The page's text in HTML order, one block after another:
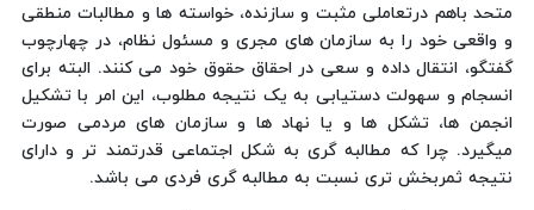
متحد باهم درتعاملی مثبت و سازنده، خواسته ها و مطالبات منطقی
و واقعی خود را به سازمان های مجری و مسئول نظام، در چهارچوب
گفتگو، انتقال داده و سعی در احقاق حقوق خود می کنند. البته برای
انسجام و سهولت دستیابی به یک نتیجه مطلوب، این امر با تشکیل
انجمن ها، تشکل ها و یا نهاد ها و سازمان های مردمی صورت
میگیرد. چرا که مطالبه گری به شکل اجتماعی قدرتمند تر و دارای
نتیجه ثمربخش تری نسبت به مطالبه گری فردی می باشد.